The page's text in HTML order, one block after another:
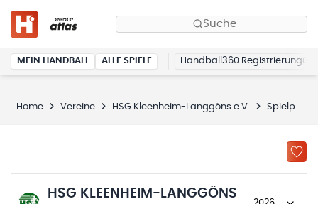
Suche
MEIN HANDBALL ALLE SPIELE Handball360 Registrierung
Home Vereine HSG Kleenheim-Langgöns e.V. Spielplan
HSG KLEENHEIM-LANGGÖNS